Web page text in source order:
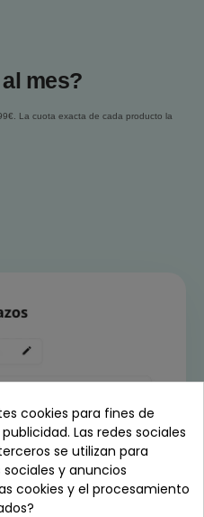
mes?
La cuota exacta de cada producto la
cookies para fines de
Las redes sociales
se utilizan para
y anuncios
cookies y el procesamiento